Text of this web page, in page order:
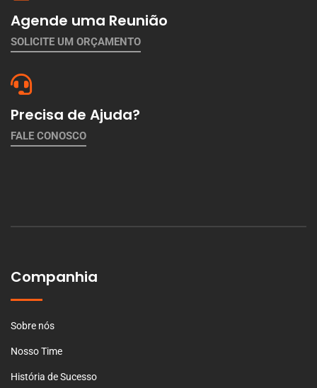
Agende uma Reunião
SOLICITE UM ORÇAMENTO
Precisa de Ajuda?
FALE CONOSCO
Companhia
Sobre nós
Nosso Time
História de Sucesso